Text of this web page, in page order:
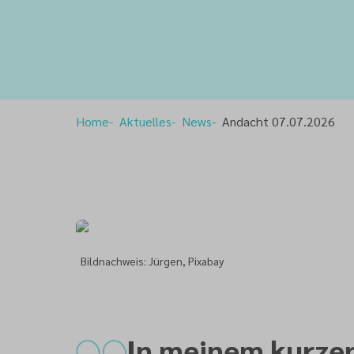
Home Aktuelles News Andacht 07.07.2026
Bildnachweis: Jürgen, Pixabay